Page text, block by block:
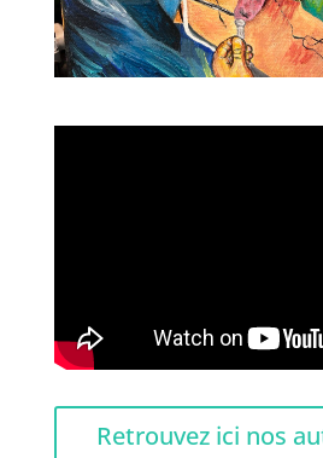
Retrouvez ici nos